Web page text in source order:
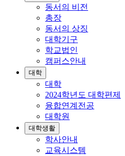
동서의 비전
총장
동서의 상징
대학기구
학교법인
캠퍼스안내
대학
대학
2024학년도 대학편제
융합연계전공
대학원
대학생활
학사안내
교육시스템